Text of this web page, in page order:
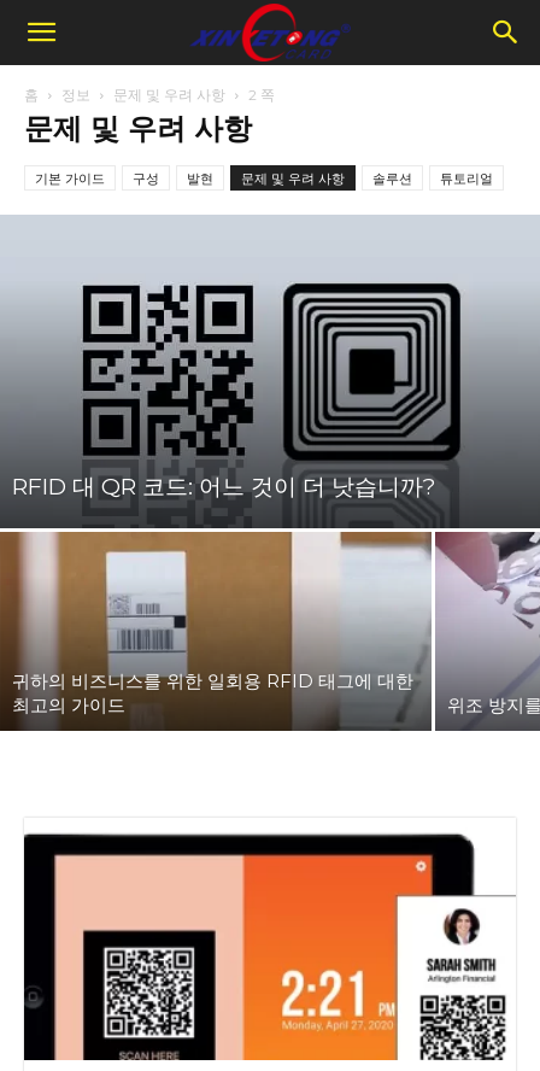
홈 정보 문제 및 우려 사항 2 쪽
문제 및 우려 사항
기본 가이드 구성 발현 문제 및 우려 사항 솔루션 튜토리얼
RFID 대 QR 코드: 어느 것이 더 낫습니까?
귀하의 비즈니스를 위한 일회용 RFID 태그에 대한
최고의 가이드
위조 방지